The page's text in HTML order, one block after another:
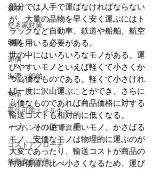
森林
空き家対策
印刷
通信
海運・船舶
食品
再生可能エネルギー
インベントリ(在庫資産)
コストアプローチ
無形資産評価
部分では人手で運ばなければならない
が、大量の品物を早く安く運ぶにはト
ラックなど自動車、鉄道や船舶、航空
機を用いる必要がある。
世の中にはいろいろなモノがある。運
びやすいモノといえば軽くて小さくか
つ高価なものである。軽くて小さけれ
ば一度に沢山運ぶことができ、さらに
高価なものであれば商品価格に対する
輸送コストも相対的に低くなる。
一方、その逆で、重いモノ、かさばる
モノ、安価なモノは物理的に運ぶのが
大変であったり、輸送コストが商品の
付加価値に比べ小さくなるため、運び